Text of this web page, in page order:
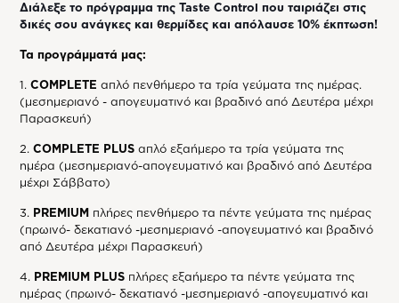
Διάλεξε το πρόγραμμα της Taste Control που ταιριάζει στις
δικές σου ανάγκες και θερμίδες και απόλαυσε 10% έκπτωση!
Τα προγράμματά μας:
1.COMPLETE απλό πενθήμερο τα τρία γεύματα της ημέρας.
(μεσημεριανό - απογευματινό και βραδινό από Δευτέρα μέχρι
Παρασκευή)
2.COMPLETE PLUS απλό εξαήμερο τα τρία γεύματα της
ημέρα (μεσημεριανό-απογευματινό και βραδινό από Δευτέρα
μέχρι Σάββατο)
3. PREMIUM πλήρες πενθήμερο τα πέντε γεύματα της ημέρας
(πρωινό- δεκατιανό -μεσημεριανό -απογευματινό και βραδινό
από Δευτέρα μέχρι Παρασκευή)
4. PREMIUM PLUS πλήρες εξαήμερο τα πέντε γεύματα της
ημέρας (πρωινό- δεκατιανό -μεσημεριανό -απογευματινό και